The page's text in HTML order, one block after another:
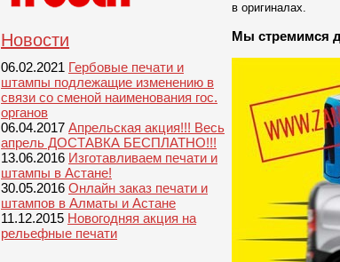
в оригиналах.
Мы стремимся
Новости
06.02.2021 Гербовые печати и
штампы подлежащие изменению в
связи со сменой наименования гос.
органов
06.04.2017 Апрельская акция!!! Весь
апрель ДОСТАВКА БЕСПЛАТНО!!!
13.06.2016 Изготавливаем печати и
штампы в Астане!
30.05.2016 Онлайн заказ печати и
штампов в Алматы и Астане
11.12.2015 Новогодняя акция на
рельефные печати